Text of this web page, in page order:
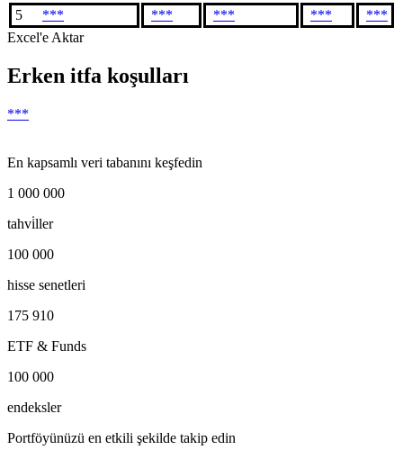
5
*** *** *** ***
***
Excel'e Aktar
Erken itfa koşulları
***
En kapsamlı veri tabanını keşfedin
1 000 000
tahvi̇ller
100 000
hisse senetleri
175 910
ETF & Funds
100 000
endeksler
Portföyünüzü en etkili şekilde takip edin